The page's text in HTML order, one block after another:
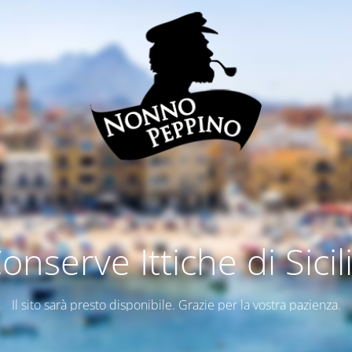
Ittiche di
Il sito sarà presto disponibile. Grazie per la vostra pazienza.